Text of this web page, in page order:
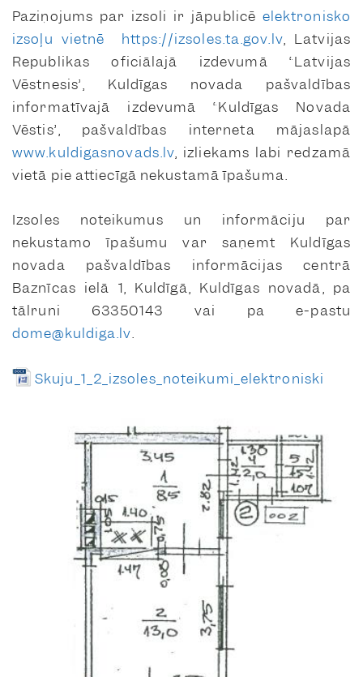
Paziņojums par izsoli ir jāpublicē elektronisko
izsoļu vietnē
https://izsoles.ta.gov.lv, Latvijas
Republikas oficiālajā izdevumā “Latvijas
Vēstnesis”, Kuldīgas novada pašvaldības
informatīvajā izdevumā “Kuldīgas Novada
Vēstis”, pašvaldības interneta mājaslapā
www.kuldigasnovads.lv, izliekams labi redzamā
vietā pie attiecīgā nekustamā īpašuma.
Izsoles noteikumus un informāciju par
nekustamo īpašumu var saņemt Kuldīgas
novada pašvaldības informācijas centrā
Baznīcas ielā 1, Kuldīgā, Kuldīgas novadā, pa
tālruni 63350143 vai pa e-pastu
dome@kuldiga.lv.
Skuju_1_2_izsoles_noteikumi_elektroniski